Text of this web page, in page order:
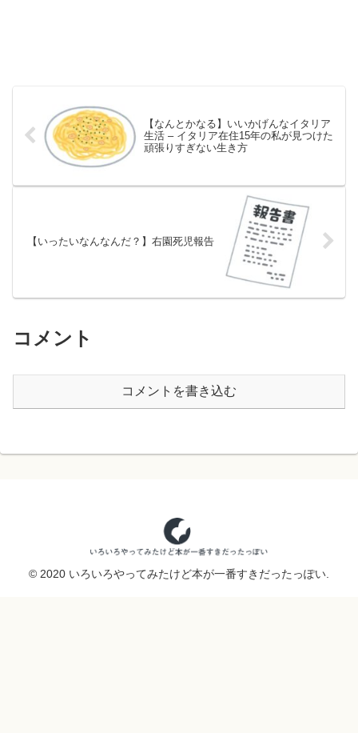
【なんとかなる】いいかげんなイタリア
生活 – イタリア在住15年の私が見つけた
頑張りすぎない生き方
【いったいなんなんだ？】右園死児報告
コメント
コメントを書き込む
© 2020 いろいろやってみたけど本が一番すきだったっぽい.